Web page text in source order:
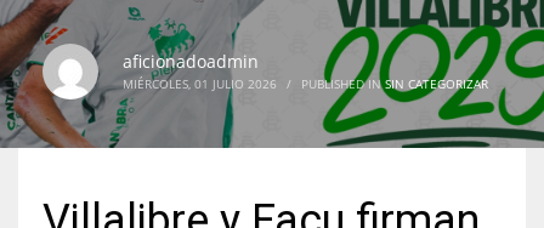
aficionadoadmin
MIÉRCOLES, 01 JULIO 2026 / PUBLISHED INSIN CATEGORIZAR